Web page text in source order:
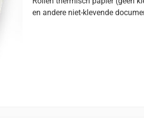
en andere niet-klevende